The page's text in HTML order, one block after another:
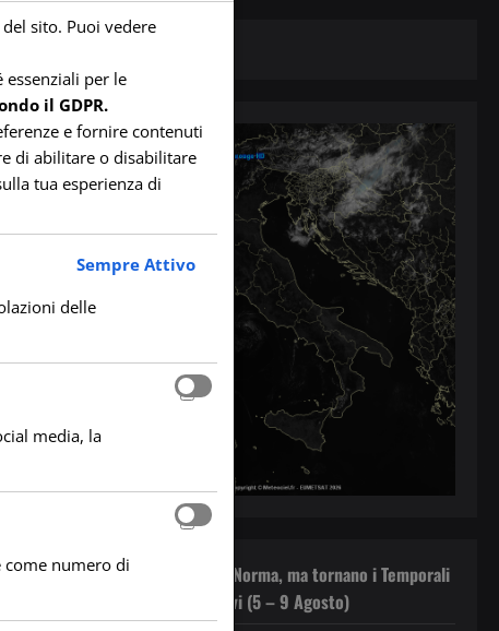
Il Caldo rientra nella Norma, ma tornano i Temporali
Pomeridiani sui Rilievi (5 – 9 Agosto)
sito. Puoi vedere
per le
il GDPR.
e fornire contenuti
di abilitare o disabilitare
tua esperienza di
Sempre Attivo
delle
media, la
numero di